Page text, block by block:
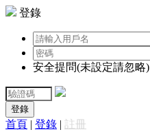
登錄
安全提問(未設定請忽略)
登錄
首頁 | 登錄 | 註冊